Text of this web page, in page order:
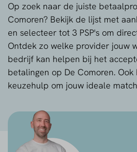
Op zoek naar de juiste
Comoren? Bekijk de lijst met
en selecteer tot 3 PSP's om
Ontdek zo welke provider jouw
bedrijf kan helpen bij het
betalingen op De Comoren.
keuzehulp om jouw ideale